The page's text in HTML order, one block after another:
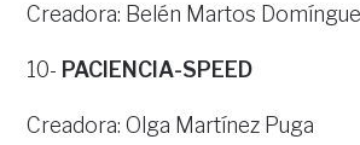
Creadora: Belén Martos
10- PACIENCIA-SPEED
Creadora: Olga Martínez Puga